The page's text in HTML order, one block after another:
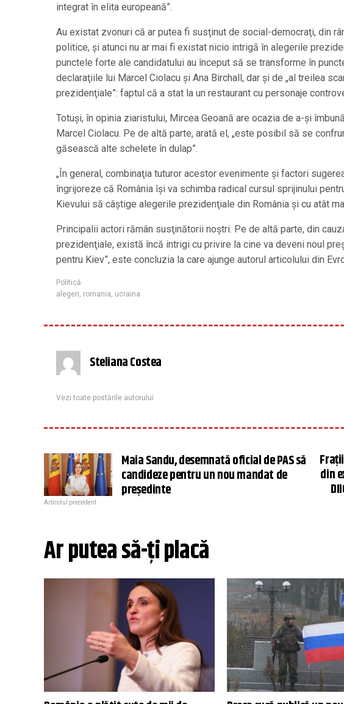
integrat în elita europeană”.
Au existat zvonuri că ar putea fi susţinut de social-democraţi, din
politice, şi atunci nu ar mai fi existat nicio intrigă în alegerile
punctele forte ale candidatului au început să se transforme în
declaraţiile lui Marcel Ciolacu şi Ana Birchall, dar şi de „al treilea
prezidenţiale”: faptul că a stat la un restaurant cu personaje
Totuşi, în opinia ziaristului, Mircea Geoană are ocazia de a-şi
Marcel Ciolacu. Pe de altă parte, arată el, „este posibil să se
găsească alte schelete în dulap”.
„În general, combinaţia tuturor acestor evenimente şi factori
îngrijoreze că România îşi va schimba radical cursul sprijinului
Kievului să câştige alegerile prezidenţiale din România şi cu atât
Principalii actori rămân susţinătorii noştri. Pe de altă parte, din
prezidenţiale, există încă intrigi cu privire la cine va deveni noul
pentru Kiev”, este concluzia la care ajunge autorul articolului din
Politică
alegeri romania ucraina
Steliana Costea
Vezi toate postările autorului
Maia Sandu, desemnată oficial de PAS să
candideze pentru un nou mandat de
președinte
Articolul precedent
din
Ar putea să-ți placă